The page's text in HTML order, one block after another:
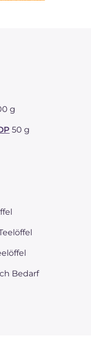
g
50 g
Bedarf